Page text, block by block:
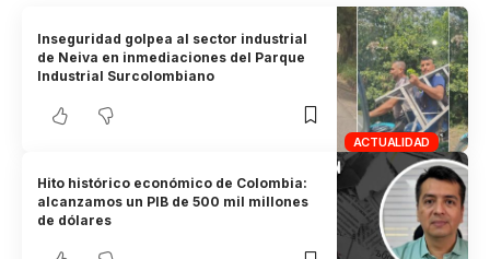
ACTUALIDAD
Inseguridad golpea al sector industrial
de Neiva en inmediaciones del Parque
Industrial Surcolombiano
Hito histórico económico de Colombia:
alcanzamos un PIB de 500 mil millones
de dólares